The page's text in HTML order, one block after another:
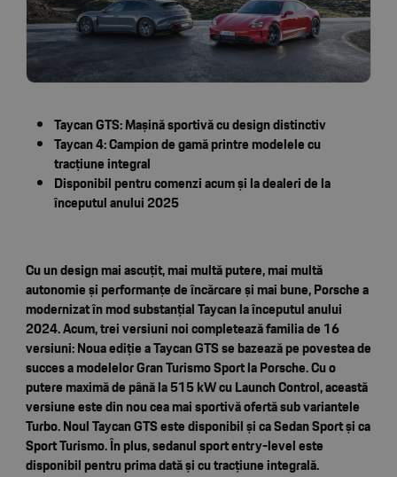
Taycan GTS: Mașină sportivă cu design distinctiv
Taycan 4: Campion de gamă printre modelele cu
tracțiune integral
Disponibil pentru comenzi acum și la dealeri de la
începutul anului 2025
Cu un design mai ascuțit, mai multă putere, mai multă
autonomie și performanțe de încărcare și mai bune, Porsche a
modernizat în mod substanțial Taycan la începutul anului
2024. Acum, trei versiuni noi completează familia de 16
versiuni: Noua ediție a Taycan GTS se bazează pe povestea de
succes a modelelor Gran Turismo Sport la Porsche. Cu o
putere maximă de până la 515 kW cu Launch Control, această
versiune este din nou cea mai sportivă ofertă sub variantele
Turbo. Noul Taycan GTS este disponibil și ca Sedan Sport și ca
Sport Turismo. În plus, sedanul sport entry-level este
disponibil pentru prima dată și cu tracțiune integrală.